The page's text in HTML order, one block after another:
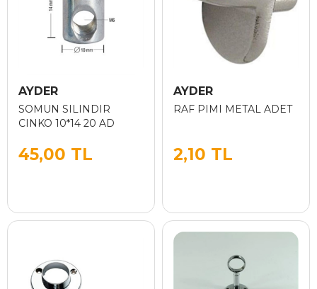
AYDER
SOMUN SILINDIR
CINKO 10*14 20 AD
45,00 TL
AYDER
RAF PIMI METAL ADET
2,10 TL